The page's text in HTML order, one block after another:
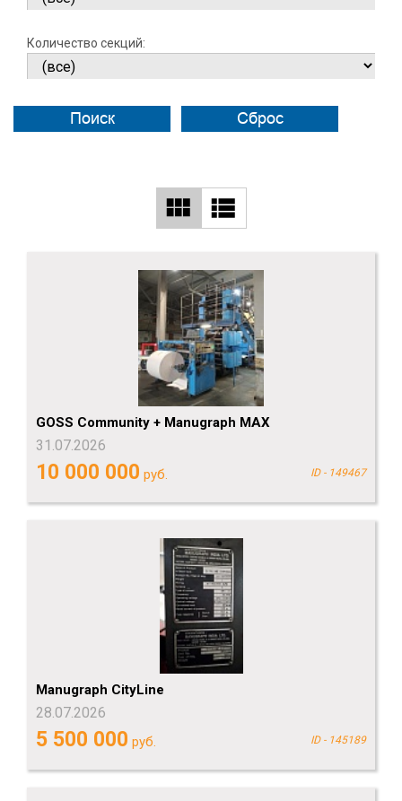
Количество секций:
Поиск Сброс
GOSS Community + Manugraph MAX
31.07.2026
10 000 000 руб. ID - 149467
Manugraph CityLine
28.07.2026
5 500 000 руб. ID - 145189